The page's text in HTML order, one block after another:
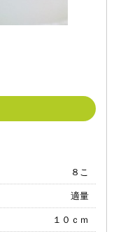
８こ
適量
１０ｃｍ